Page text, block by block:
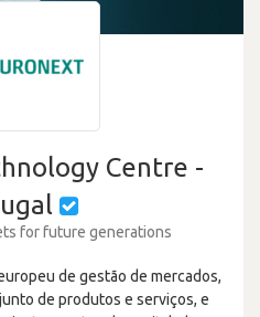
Centre -
for future generations
de gestão de mercados,
de produtos e serviços, e